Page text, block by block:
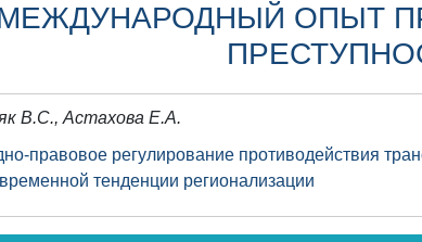
ОПЫТ
В.С., Астахова Е.А.
правовое регулирование противодействия
тенденции регионализации